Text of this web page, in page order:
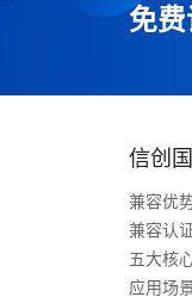
免
信创
兼容优
兼容认
五大核
应用场